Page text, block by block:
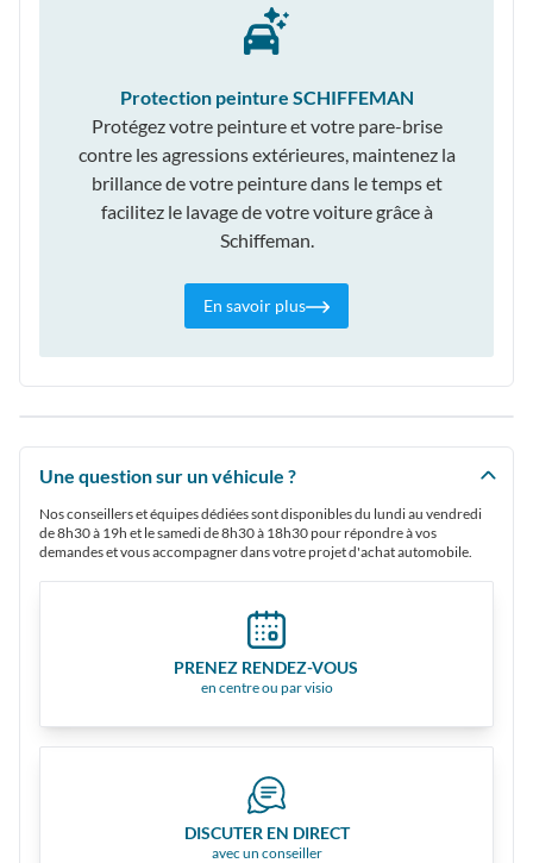
Protection peinture SCHIFFEMAN
Protégez votre peinture et votre pare-brise
contre les agressions extérieures, maintenez la
brillance de votre peinture dans le temps et
facilitez le lavage de votre voiture grâce à
Schiffeman.
En savoir plus
Une question sur un véhicule ?
Nos conseillers et équipes dédiées sont disponibles du lundi au vendredi
de 8h30 à 19h et le samedi de 8h30 à 18h30 pour répondre à vos
demandes et vous accompagner dans votre projet d'achat automobile.
PRENEZ RENDEZ-VOUS
en centre ou par visio
DISCUTER EN DIRECT
avec un conseiller